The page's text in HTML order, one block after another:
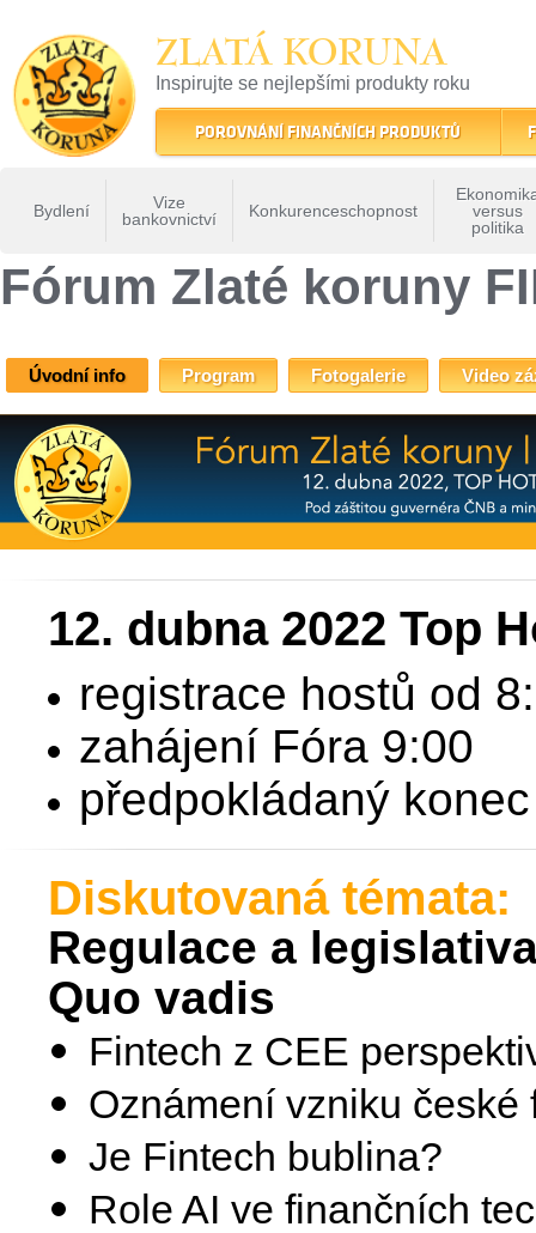
ZLATÁ KORUNA
Inspirujte se nejlepšími produkty roku
22 let tradice a kvality na finančním trhu
POROVNÁNÍ FINANČNÍCH PRODUKTŮ
Bydlení
Vize
bankovnictví
Konkurenceschopnost
versus
politika
Fórum Zlaté koruny
Úvodní info Program Fotogalerie Video
12. dubna 2022 Top
registrace hostů od
zahájení Fóra 9:00
předpokládaný
Diskutovaná témata:
Regulace a
Quo vadis
Fintech z CEE
Oznámení vzniku české
Je Fintech bublina?
Role AI ve finančních